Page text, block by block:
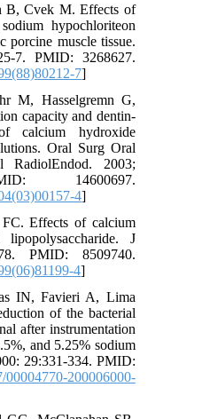
B, Cvek M. Effects of
sodium hypochloriteon
porcine muscle tissue.
7. PMID: 3268627.
7
M, Hasselgremn G,
capacity and dentin-
of calcium hydroxide
Oral Surg Oral
RadiolEndod. 2003;
14600697.
4
FC. Effects of calcium
lipopolysaccharide. J
78. PMID: 8509740.
4
IN, Favieri A, Lima
of the bacterial
after instrumentation
and 5.25% sodium
29:331-334. PMID:
00004770-200006000-